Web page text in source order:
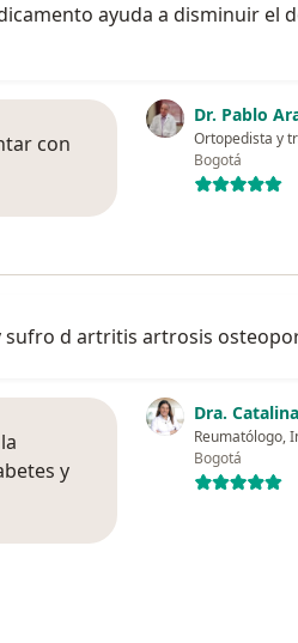
ayuda a disminuir el
Dr. Pablo
Ortopedista y
Bogotá
con
d artritis artrosis
Dra.
Reumatólogo,
Bogotá
y